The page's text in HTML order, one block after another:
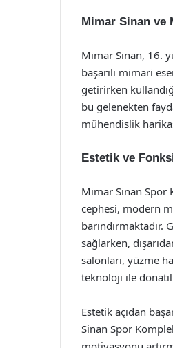
Mimar Sinan ve
Mimar Sinan, 16.
başarılı mimari
getirirken
bu gelenekten
mühendislik
Estetik ve
Mimar Sinan Spor
cephesi, modern
barındırmaktadır.
sağlarken,
salonları, yüzme
teknoloji ile
Estetik açıdan
Sinan Spor